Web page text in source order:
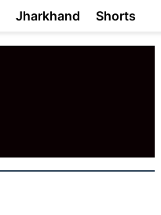
Jharkhand Shorts